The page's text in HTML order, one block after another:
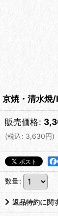
京焼・清水
販売価格:
(税込: 3,630円)
数量:
返品特約に関